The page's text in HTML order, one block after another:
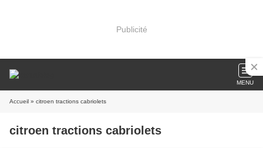
Publicité
MENU
Accueil » citroen tractions cabriolets
citroen tractions cabriolets